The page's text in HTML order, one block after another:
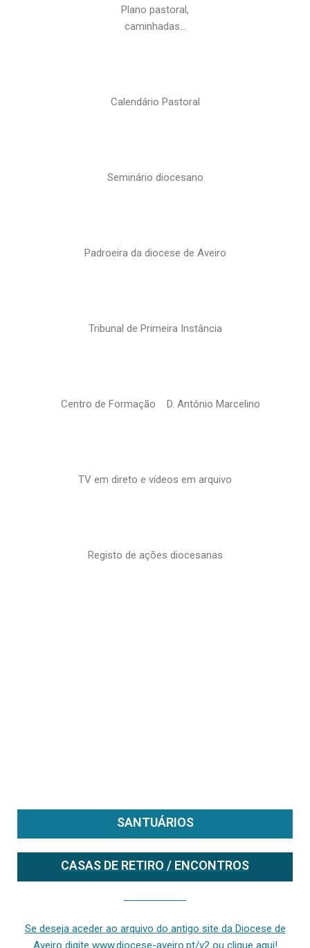
Plano pastoral,
caminhadas…
Calendário Pastoral
Seminário diocesano
Padroeira da diocese de Aveiro
Tribunal de Primeira Instância
Centro de Formação D. António Marcelino
TV em direto e vídeos em arquivo
Registo de ações diocesanas
SANTUÁRIOS
CASAS DE RETIRO / ENCONTROS
Se deseja aceder ao arquivo do antigo site da Diocese de
Aveiro digite www.diocese-aveiro.pt/v2 ou clique aqui!